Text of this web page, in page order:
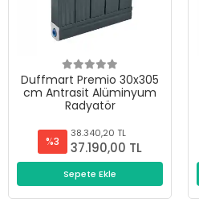
Duffmart Premio 30x305
cm Antrasit Alüminyum
Radyatör
%3
38.340,20 TL
37.190,00 TL
Sepete Ekle